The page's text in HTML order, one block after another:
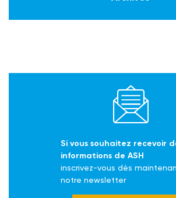
Si vous souhaitez recevoir
informations de ASH
inscrivez-vous dès
notre newsletter